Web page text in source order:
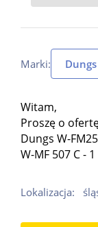
Marki: Dungs
Witam,
Proszę o
Dungs W-
W-MF 507 C -
Lokalizacja: